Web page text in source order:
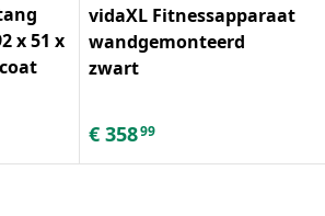
x 51 x
vidaXL Fitnessapparaat
wandgemonteerd
zwart
€ 35899